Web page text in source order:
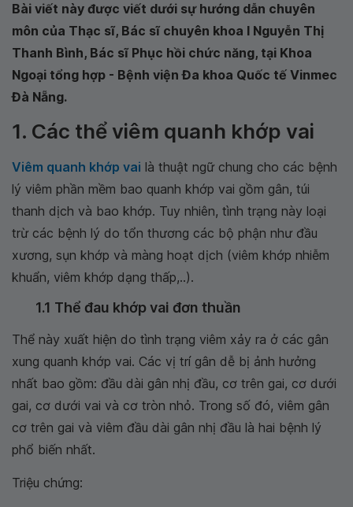
Bài viết này được viết dưới sự hướng dẫn chuyên
môn của Thạc sĩ, Bác sĩ chuyên khoa I Nguyễn Thị
Thanh Bình, Bác sĩ Phục hồi chức năng, tại Khoa
Ngoại tổng hợp - Bệnh viện Đa khoa Quốc tế Vinmec
Đà Nẵng.
1. Các thể viêm quanh khớp vai
Viêm quanh khớp vai là thuật ngữ chung cho các bệnh
lý viêm phần mềm bao quanh khớp vai gồm gân, túi
thanh dịch và bao khớp. Tuy nhiên, tình trạng này loại
trừ các bệnh lý do tổn thương các bộ phận như đầu
xương, sụn khớp và màng hoạt dịch (viêm khớp nhiễm
khuẩn, viêm khớp dạng thấp,..).
1.1 Thể đau khớp vai đơn thuần
Thể này xuất hiện do tình trạng viêm xảy ra ở các gân
xung quanh khớp vai. Các vị trí gân dễ bị ảnh hưởng
nhất bao gồm: đầu dài gân nhị đầu, cơ trên gai, cơ dưới
gai, cơ dưới vai và cơ tròn nhỏ. Trong số đó, viêm gân
cơ trên gai và viêm đầu dài gân nhị đầu là hai bệnh lý
phổ biến nhất.
Triệu chứng: